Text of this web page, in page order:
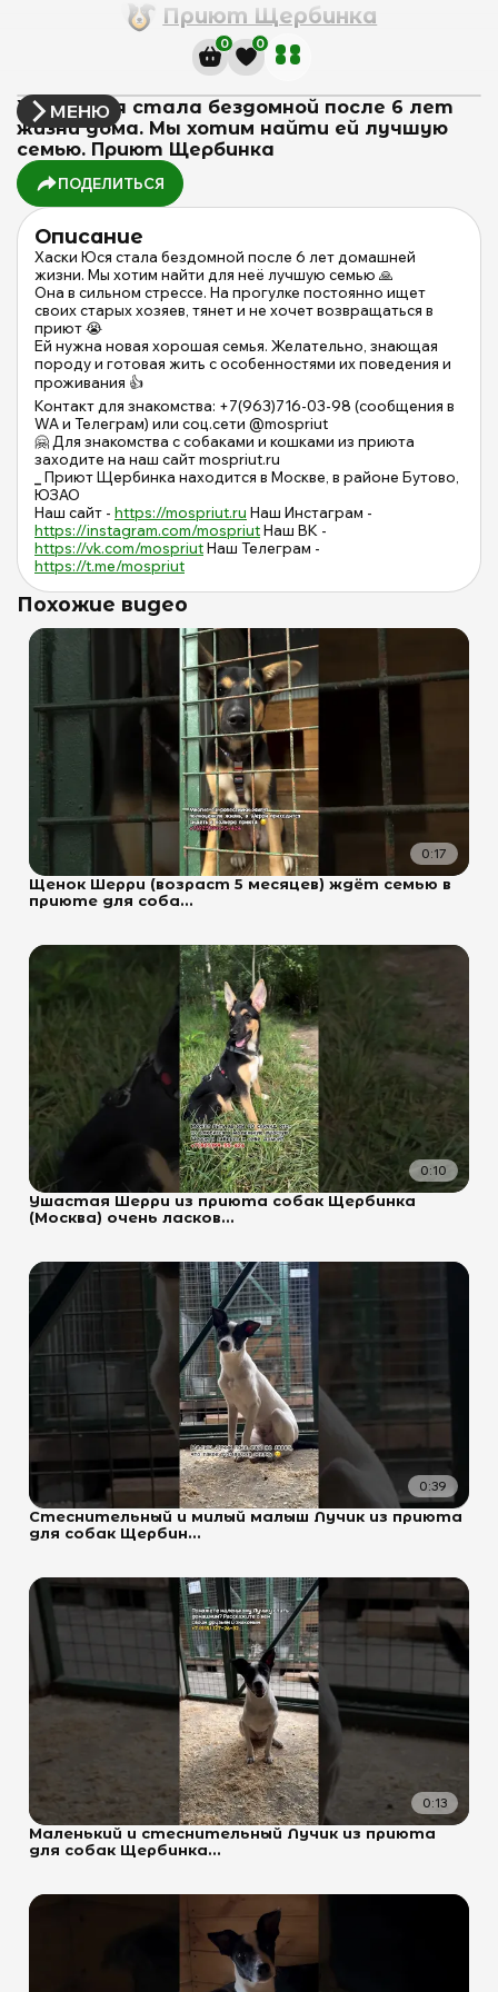
Приют Щербинка
0 0
МЕНЮ
Хаски Юся стала бездомной после 6 лет
жизни дома. Мы хотим найти ей лучшую
семью. Приют Щербинка
ПОДЕЛИТЬСЯ
Описание
Хаски Юся стала бездомной после 6 лет домашней
жизни. Мы хотим найти для неё лучшую семью 🙏
Она в сильном стрессе. На прогулке постоянно ищет
своих старых хозяев, тянет и не хочет возвращаться в
приют 😭
Ей нужна новая хорошая семья. Желательно, знающая
породу и готовая жить с особенностями их поведения и
проживания 👍
Контакт для знакомства: +7(963)716-03-98 (сообщения в
WA и Телеграм) или соц.сети @mospriut
🤗 Для знакомства с собаками и кошками из приюта
заходите на наш сайт mospriut.ru
Приют Щербинка находится в Москве, в районе Бутово,
ЮЗАО
Наш сайт - https://mospriut.ru Наш Инстаграм -
https://instagram.com/mospriutНаш ВК -
https://vk.com/mospriutНаш Телеграм -
https://t.me/mospriut
Похожие видео
0:17
Щенок Шерри (возраст 5 месяцев) ждёт семью в
приюте для соба...
0:10
Ушастая Шерри из приюта собак Щербинка
(Москва) очень ласков...
0:39
Стеснительный и милый малыш Лучик из приюта
для собак Щербин...
0:13
Маленький и стеснительный Лучик из приюта
для собак Щербинка...